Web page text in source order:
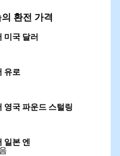
환전 가격
국 달러
유로
국 파운드 스털링
본 엔